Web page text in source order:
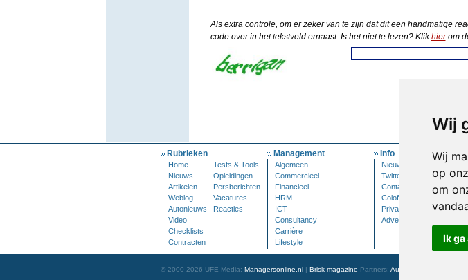
Wij
Wij
op
om
Ik
Als extra controle, om er zeker van te zijn dat dit een handmatige
code over in het tekstveld ernaast. Is het niet te lezen? Klikhierom
Rubrieken
Home
Tests & Tools
Nieuws
Opleidingen
Artikelen
Persberichten
Weblog
Vacatures
Autonieuws
Reacties
Video
Checklists
Contracten
Management
Algemeen
Commercieel
Financieel
HRM
ICT
Consultancy
Carrière
Lifestyle
Info
Nieuwsbrief
Twitter
Contact
Colofon
Privacy
Adverteren
© 2000-2026 UFE Media: Managersonline.nl | Brisk magazine Partners: Autowereld.com